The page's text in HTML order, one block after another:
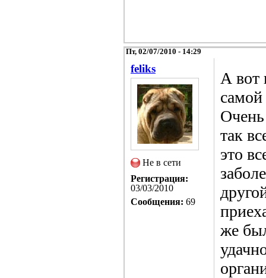
Пт, 02/07/2010 - 14:29
feliks
Не в сети
Регистрация:
03/03/2010
Сообщения: 69
А вот
так
это
же